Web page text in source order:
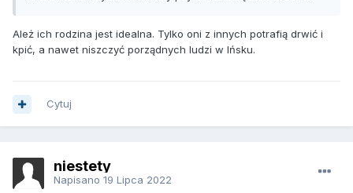
Ależ ich rodzina jest idealna. Tylko oni z innych potrafią drwić i
kpić, a nawet niszczyć porządnych ludzi w Ińsku.
Cytuj
niestety
Napisano 19 Lipca 2022